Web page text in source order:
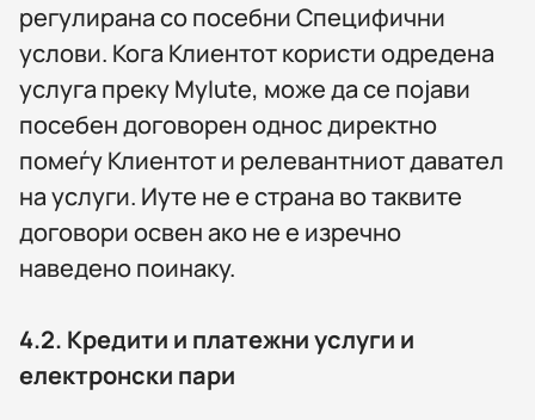
регулирана со посебни Специфични
услови. Кога Клиентот користи одредена
услуга преку MyIute, може да се појави
посебен договорен однос директно
помеѓу Клиентот и релевантниот давател
на услуги. Иуте не е страна во таквите
договори освен ако не е изречно
наведено поинаку.
4.2. Кредити и платежни услуги и
електронски пари